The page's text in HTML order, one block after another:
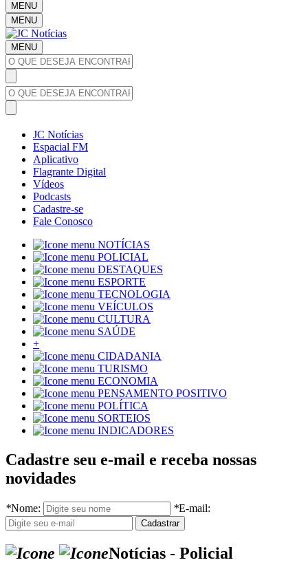
MENU
MENU
MENU
JC Notícias
Espacial FM
Aplicativo
Flagrante Digital
Vídeos
Podcasts
Cadastre-se
Fale Conosco
NOTÍCIAS
POLICIAL
DESTAQUES
ESPORTE
TECNOLOGIA
VEÍCULOS
CULTURA
SAÚDE
+
CIDADANIA
TURISMO
ECONOMIA
PENSAMENTO POSITIVO
POLÍTICA
SORTEIOS
INDICADORES
Cadastre seu e-mail e receba nossas
novidades
*Nome: *E-mail:
Notícias - Policial